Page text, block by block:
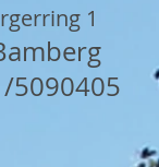
1
5090405